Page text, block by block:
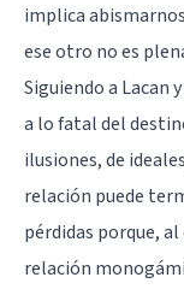
implica
ese otro no es
Siguiendo a Lacan
a lo fatal del
ilusiones, de
relación puede
pérdidas porque,
relación